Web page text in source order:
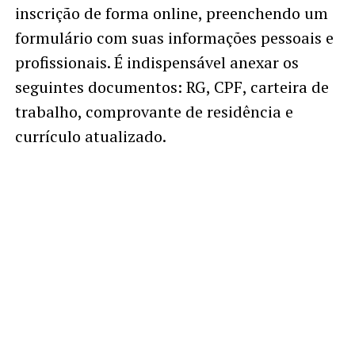
inscrição de forma online, preenchendo um
formulário com suas informações pessoais e
profissionais. É indispensável anexar os
seguintes documentos: RG, CPF, carteira de
trabalho, comprovante de residência e
currículo atualizado.